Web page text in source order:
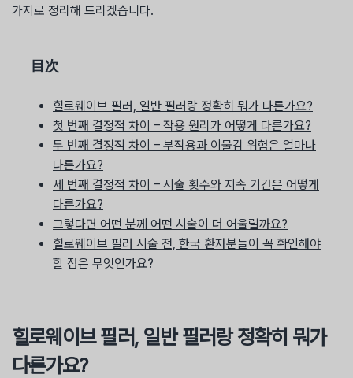
가지로 정리해 드리겠습니다.
目次
힐로웨이브 필러, 일반 필러랑 정확히 뭐가 다른가요?
첫 번째 결정적 차이 – 작용 원리가 어떻게 다른가요?
두 번째 결정적 차이 – 부작용과 이물감 위험은 얼마나
다른가요?
세 번째 결정적 차이 – 시술 횟수와 지속 기간은 어떻게
다른가요?
그렇다면 어떤 분께 어떤 시술이 더 어울릴까요?
힐로웨이브 필러 시술 전, 한국 환자분들이 꼭 확인해야
할 점은 무엇인가요?
힐로웨이브 필러, 일반 필러랑 정확히 뭐가
다른가요?